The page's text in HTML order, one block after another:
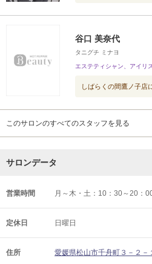
谷口 美奈代
タニグチ ミナヨ
エステティシャン、アイリ
しばらくの間鷹ノ子店
このサロンのすべてのスタッフを見る
サロンデータ
営業時間 月～木・土：10：30～20：
定休日 日曜日
住所 愛媛県松山市千舟町３－２－